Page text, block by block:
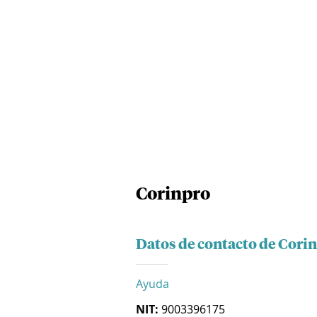
Corinpro
Datos de contacto de
Ayuda
NIT: 9003396175